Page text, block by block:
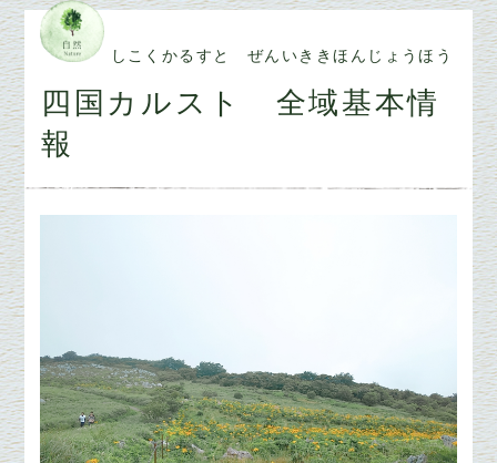
しこくかるすと ぜんいききほんじょうほう
四国カルスト 全域基本情
報